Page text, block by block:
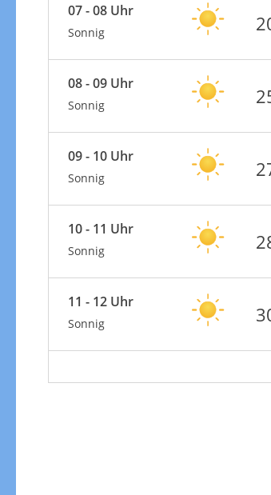
07 - 08 Uhr
Sonnig
08 - 09 Uhr
Sonnig
09 - 10 Uhr
Sonnig
10 - 11 Uhr
Sonnig
11 - 12 Uhr
Sonnig
Unwetterwarnungen aktuell
Zu den Unwetterwarnungen